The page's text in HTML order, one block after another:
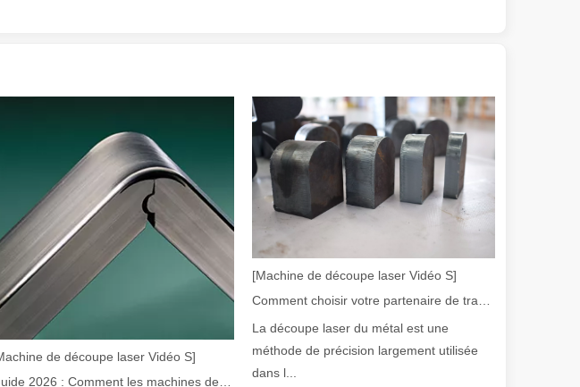
rapide. Il peut traiter une variété de tubes métalliques avec une précision et une
de découpe laser Vidéo S]
[Machine de découpe laser Vidéo S]
Comment choisir votre partenaire de travail : machine de découpe laser
La découpe laser du métal est une
méthode de précision largement utilisée
dans l...